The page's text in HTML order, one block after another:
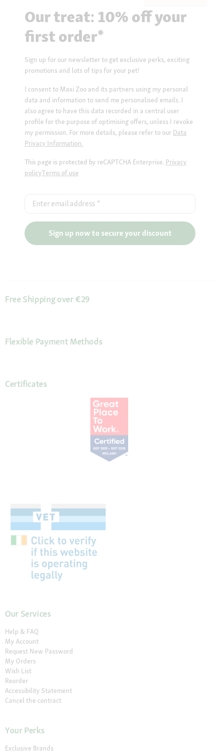
Our treat: 10% off your
first order*
Sign up for our newsletter to get exclusive perks, exciting
promotions and lots of tips for your pet!
I consent to Maxi Zoo and its partners using my personal
data and information to send me personalised emails. I
also agree to have this data recorded in a central user
profile for the purpose of optimising offers, unless I revoke
my permission. For more details, please refer to our Data
Privacy Information.
This page is protected by reCAPTCHA Enterprise. Privacy
policyTerms of use
Enter email address *
Sign up now to secure your discount
Free Shipping over €29
Flexible Payment Methods
Certificates
Our Services
Help & FAQ
My Account
Request New Password
My Orders
Wish List
Reorder
Accessibility Statement
Cancel the contract
Your Perks
Exclusive Brands